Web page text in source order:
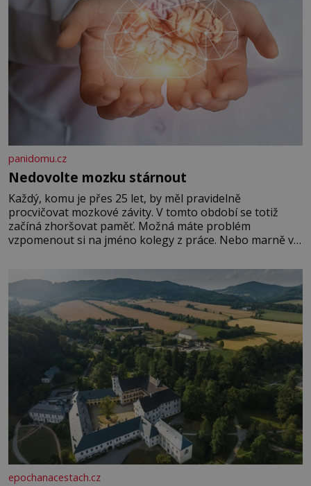
panidomu.cz
Nedovolte mozku stárnout
Každý, komu je přes 25 let, by měl pravidelně
procvičovat mozkové závity. V tomto období se totiž
začíná zhoršovat paměť. Možná máte problém
vzpomenout si na jméno kolegy z práce. Nebo marně v
Je to opravdu tak, s věkem jako kdyby se paměť
rozhodla stávkovat. Cvičte
epochanacestach.cz